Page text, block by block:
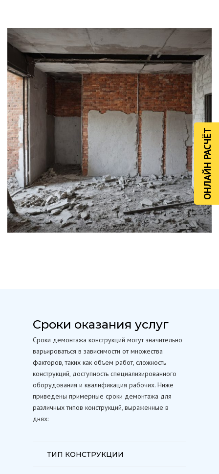
ОНЛАЙН РАСЧЁТ
Сроки оказания услуг
Сроки демонтажа конструкций могут значительно
варьироваться в зависимости от множества
факторов, таких как объем работ, сложность
конструкций, доступность специализированного
оборудования и квалификация рабочих. Ниже
приведены примерные сроки демонтажа для
различных типов конструкций, выраженные в
днях:
ТИП КОНСТРУКЦИИ